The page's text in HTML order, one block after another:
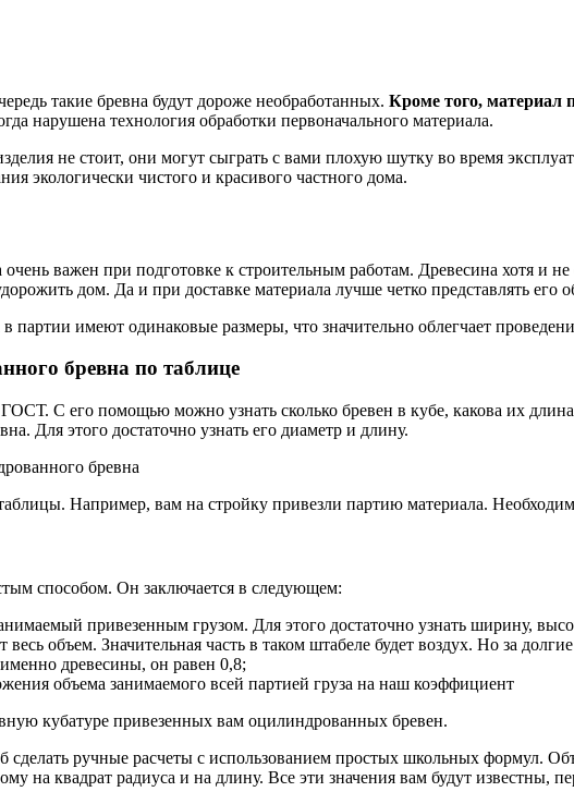
такие бревна будут дороже необработанных. Кроме того, материал
нарушена технология обработки первоначального материала.
не стоит, они могут сыграть с вами плохую шутку во время
экологически чистого и красивого частного дома.
важен при подготовке к строительным работам. Древесина хотя и
дом. Да и при доставке материала лучше четко представлять
партии имеют одинаковые размеры, что значительно облегчает
бревна по таблице
С его помощью можно узнать сколько бревен в кубе, какова их
Для этого достаточно узнать его диаметр и длину.
Например, вам на стройку привезли партию материала.
способом. Он заключается в следующем:
привезенным грузом. Для этого достаточно узнать ширину,
весь объем. Значительная часть в таком штабеле будет воздух. Но за
древесины, он равен 0,8;
объема занимаемого всей партией груза на наш коэффициент
кубатуре привезенных вам оцилиндрованных бревен.
сделать ручные расчеты с использованием простых школьных формул.
на квадрат радиуса и на длину. Все эти значения вам будут известны,